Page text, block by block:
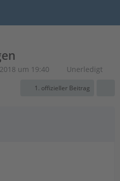
um 19:40 Unerledigt
1. offizieller Beitrag